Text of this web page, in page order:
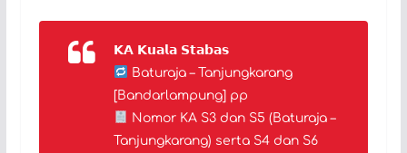
𝗞𝗔 𝗞𝘂𝗮𝗹𝗮 𝗦𝘁𝗮𝗯𝗮𝘀
Baturaja – Tanjungkarang
[Bandarlampung] pp
Nomor KA S3 dan S5 (Baturaja –
Tanjungkarang) serta S4 dan S6